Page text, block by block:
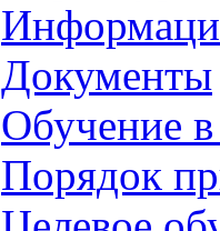
Документы
Обучение
Порядок